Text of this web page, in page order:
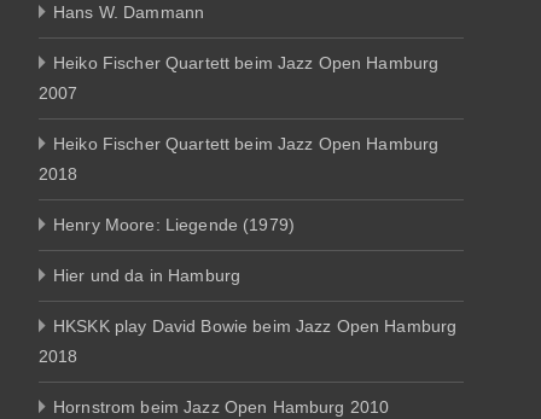
Hans W. Dammann
Heiko Fischer Quartett beim Jazz Open Hamburg
2007
Heiko Fischer Quartett beim Jazz Open Hamburg
2018
Henry Moore: Liegende (1979)
Hier und da in Hamburg
HKSKK play David Bowie beim Jazz Open Hamburg
2018
Hornstrom beim Jazz Open Hamburg 2010